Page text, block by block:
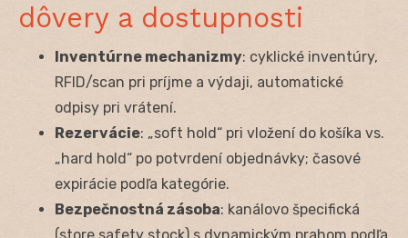
dôvery a dostupnosti
Inventúrne mechanizmy: cyklické inventúry,
RFID/scan pri príjme a výdaji, automatické
odpisy pri vrátení.
Rezervácie: „soft hold“ pri vložení do košíka vs.
„hard hold“ po potvrdení objednávky; časové
expirácie podľa kategórie.
Bezpečnostná zásoba: kanálovo špecifická